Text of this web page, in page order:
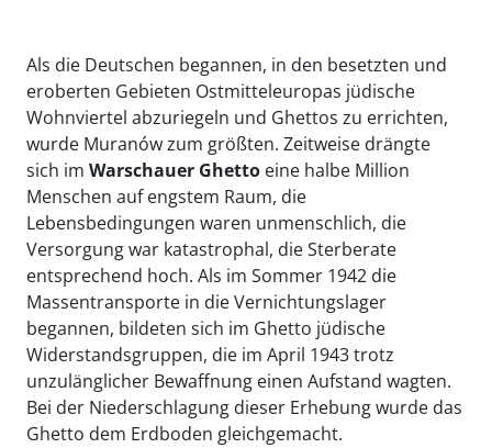
Als die Deutschen begannen, in den besetzten und
eroberten Gebieten Ostmitteleuropas jüdische
Wohnviertel abzuriegeln und Ghettos zu errichten,
wurde Muranów zum größten. Zeitweise drängte
sich im Warschauer Ghetto eine halbe Million
Menschen auf engstem Raum, die
Lebensbedingungen waren unmenschlich, die
Versorgung war katastrophal, die Sterberate
entsprechend hoch. Als im Sommer 1942 die
Massentransporte in die Vernichtungslager
begannen, bildeten sich im Ghetto jüdische
Widerstandsgruppen, die im April 1943 trotz
unzulänglicher Bewaffnung einen Aufstand wagten.
Bei der Niederschlagung dieser Erhebung wurde das
Ghetto dem Erdboden gleichgemacht.